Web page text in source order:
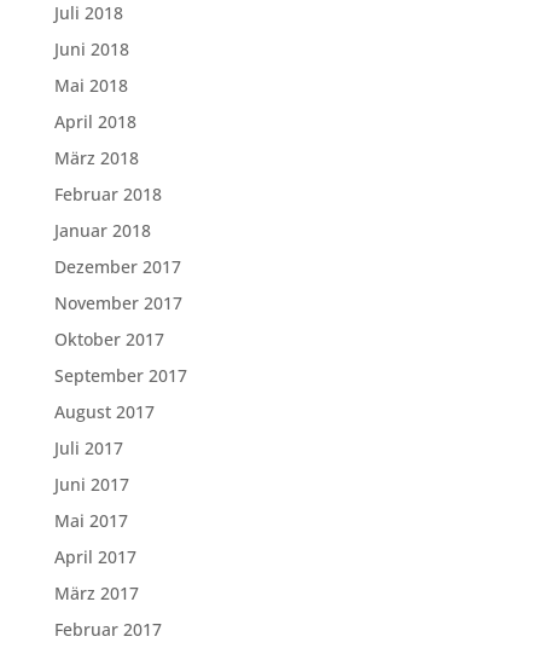
Juli 2018
Juni 2018
Mai 2018
April 2018
März 2018
Februar 2018
Januar 2018
Dezember 2017
November 2017
Oktober 2017
September 2017
August 2017
Juli 2017
Juni 2017
Mai 2017
April 2017
März 2017
Februar 2017